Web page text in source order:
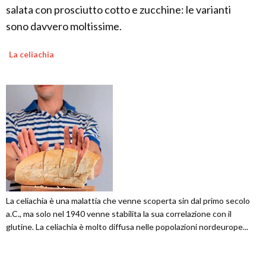
salata con prosciutto cotto e zucchine: le varianti
sono davvero moltissime.
La celiachia
La celiachia è una malattia che venne scoperta sin dal primo secolo
a.C., ma solo nel 1940 venne stabilita la sua correlazione con il
glutine. La celiachia è molto diffusa nelle popolazioni nordeurope...